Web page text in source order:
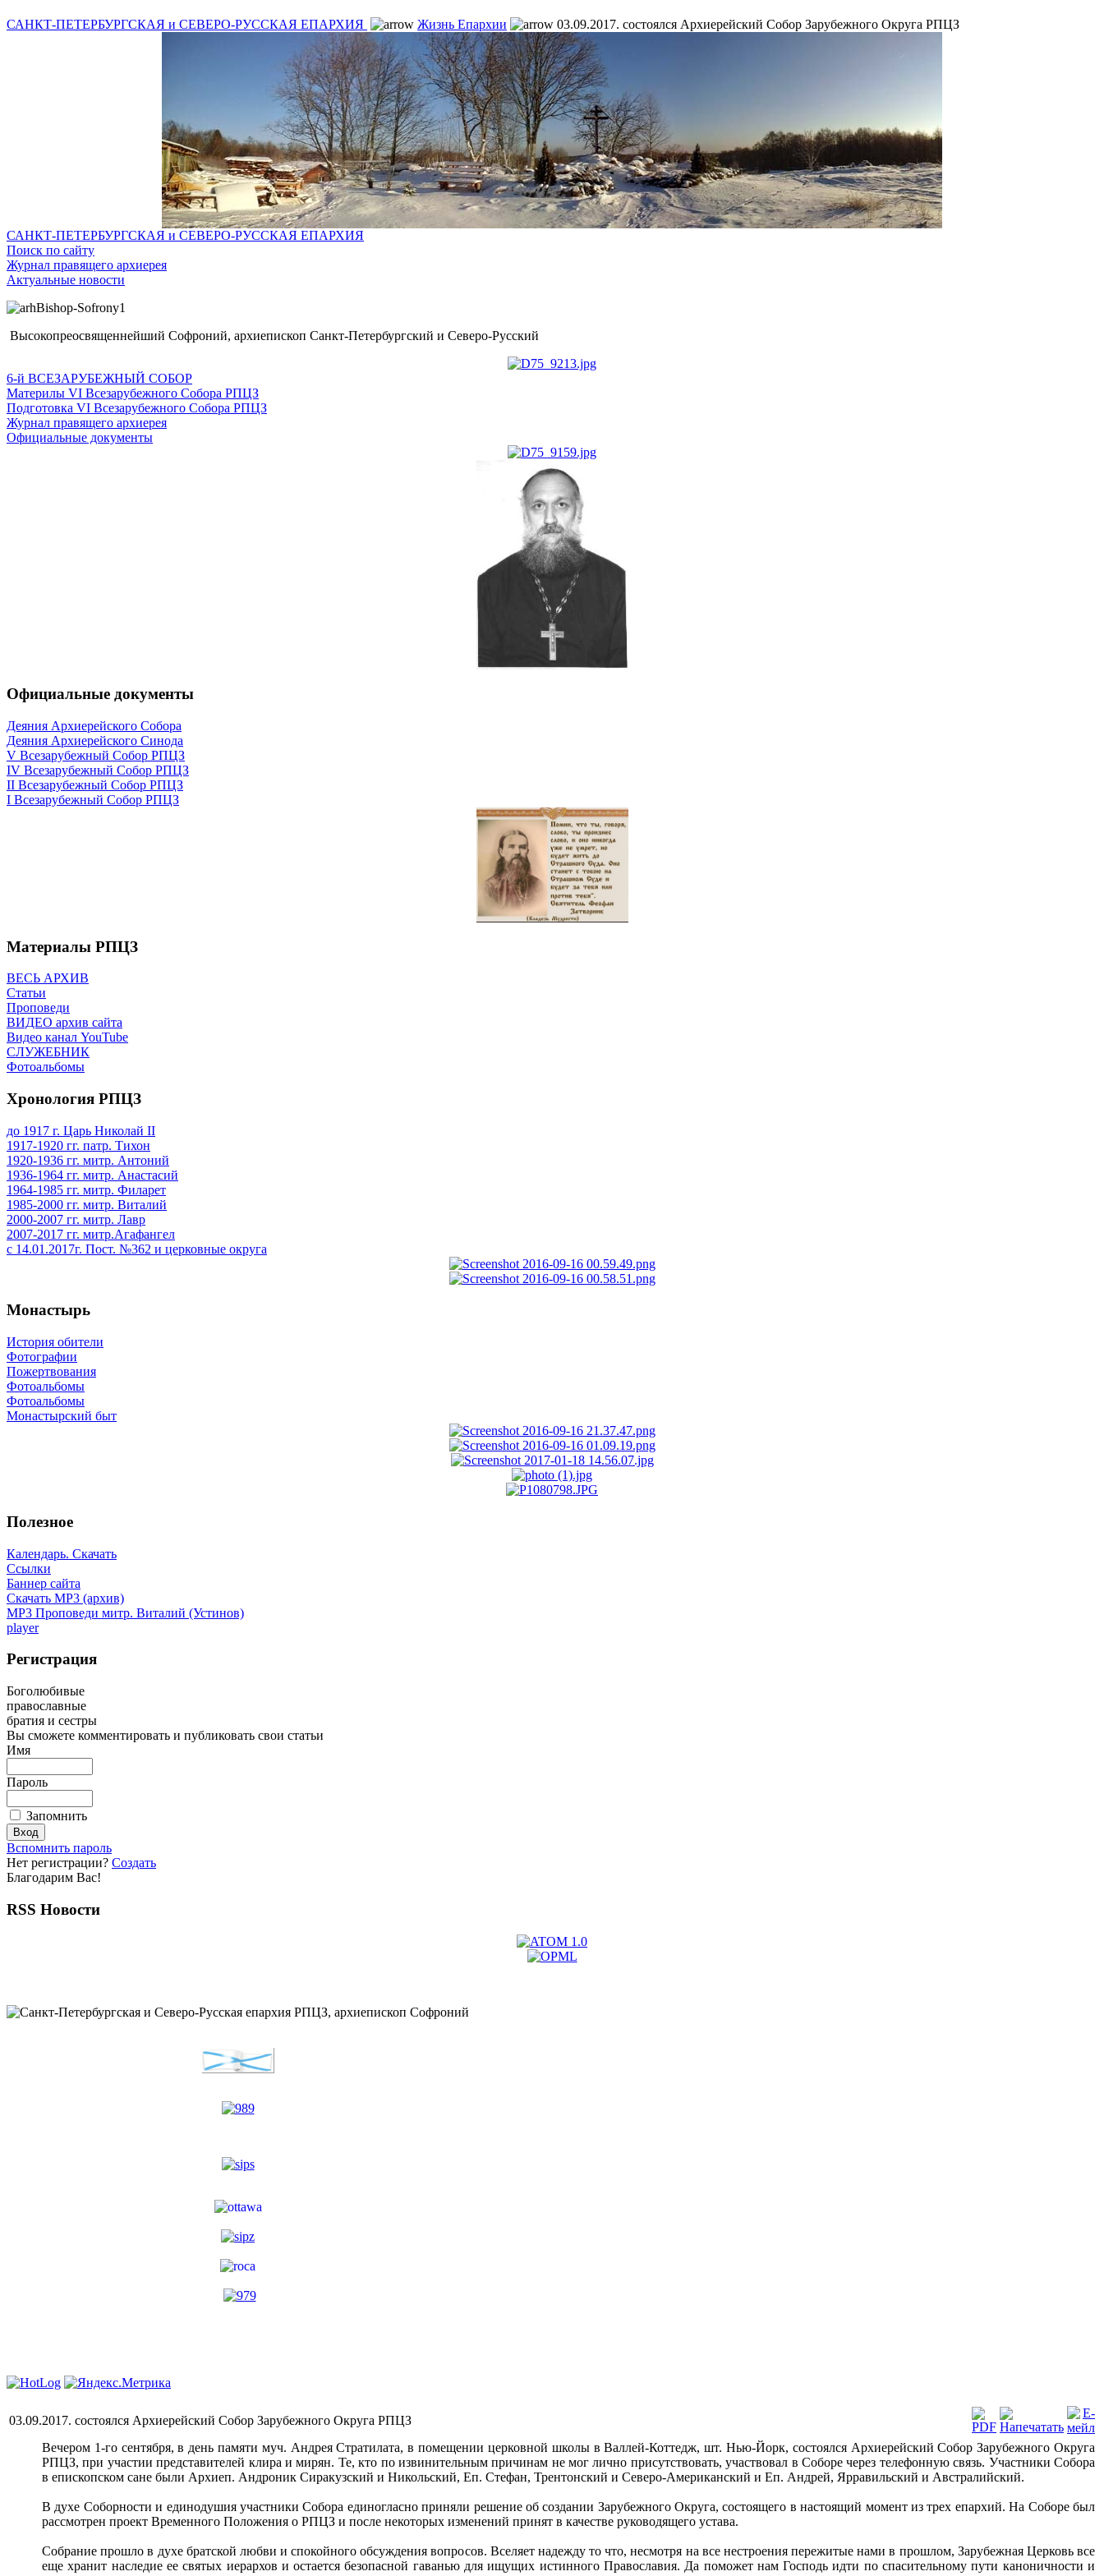
САНКТ-ПЕТЕРБУРГСКАЯ и СЕВЕРО-РУССКАЯ ЕПАРХИЯ Жизнь Епархии 03.09.2017. состоялся Архиерейский Собор Зарубежного Округа РПЦЗ
САНКТ-ПЕТЕРБУРГСКАЯ и СЕВЕРО-РУССКАЯ ЕПАРХИЯ
Поиск по сайту
Журнал правящего архиерея
Актуальные новости
Высокопреосвященнейший Софроний, архиепископ Санкт-Петербургский и Северо-Русский
6-й ВСЕЗАРУБЕЖНЫЙ СОБОР
Материлы VI Всезарубежного Собора РПЦЗ
Подготовка VI Всезарубежного Собора РПЦЗ
Журнал правящего архиерея
Официальные документы
Официальные документы
Деяния Архиерейского Собора
Деяния Архиерейского Синода
V Всезарубежный Собор РПЦЗ
IV Всезарубежный Собор РПЦЗ
II Всезарубежный Собор РПЦЗ
I Всезарубежный Собор РПЦЗ
Материалы РПЦЗ
ВЕСЬ АРХИВ
Статьи
Проповеди
ВИДЕО архив сайта
Видео канал YouTube
СЛУЖЕБНИК
Фотоальбомы
Хронология РПЦЗ
до 1917 г. Царь Николай II
1917-1920 гг. патр. Тихон
1920-1936 гг. митр. Антоний
1936-1964 гг. митр. Анастасий
1964-1985 гг. митр. Филарет
1985-2000 гг. митр. Виталий
2000-2007 гг. митр. Лавр
2007-2017 гг. митр.Агафангел
с 14.01.2017г. Пост. №362 и церковные округа
Монастырь
История обители
Фотографии
Пожертвования
Фотоальбомы
Фотоальбомы
Монастырский быт
Полезное
Календарь. Скачать
Ссылки
Баннер сайта
Скачать MP3 (архив)
MP3 Проповеди митр. Виталий (Устинов)
player
Регистрация
Боголюбивые
православные
братия и сестры
Вы сможете комментировать и публиковать свои статьи
Имя
Пароль
Запомнить
Вспомнить пароль
Нет регистрации? Создать
Благодарим Вас!
RSS Новости
03.09.2017. состоялся Архиерейский Собор Зарубежного Округа РПЦЗ
Вечером 1-го сентября, в день памяти муч. Андрея Стратилата, в помещении церковной школы в Валлей-Коттедж, шт. Нью-Йорк, состоялся Архиерейский Собор Зарубежного Округа
РПЦЗ, при участии представителей клира и мирян. Те, кто по извинительным причинам не мог лично присутствовать, участвовал в Соборе через телефонную связь. Участники Собора
в епископском сане были Архиеп. Андроник Сиракузский и Никольский, Еп. Стефан, Трентонский и Северо-Американский и Еп. Андрей, Ярравильский и Австралийский.
В духе Соборности и единодушия участники Собора единогласно приняли решение об создании Зарубежного Округа, состоящего в настоящий момент из трех епархий. На Соборе был
рассмотрен проект Временного Положения о РПЦЗ и после некоторых изменений принят в качестве руководящего устава.
Собрание прошло в духе братской любви и спокойного обсуждения вопросов. Вселяет надежду то что, несмотря на все нестроения пережитые нами в прошлом, Зарубежная Церковь все
еще хранит наследие ее святых иерархов и остается безопасной гаванью для ищущих истинного Православия. Да поможет нам Господь идти по спасительному пути каноничности и